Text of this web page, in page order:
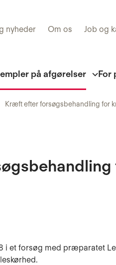
nyheder Om os Job og
på afgørelser For
Kræft efter forsøgsbehandling for
i et forsøg med præparatet